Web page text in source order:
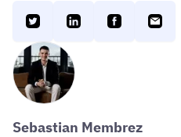
Sebastian Membrez